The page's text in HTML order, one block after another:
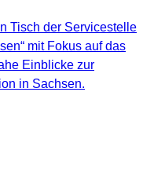
Tisch der Servicestelle
mit Fokus auf das
Einblicke zur
in Sachsen.